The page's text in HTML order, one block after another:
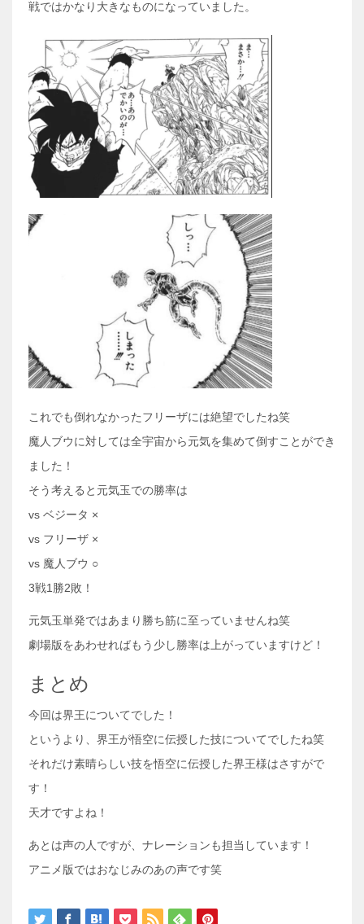
戦ではかなり大きなものになっていました。
これでも倒れなかったフリーザには絶望でしたね笑
魔人ブウに対しては全宇宙から元気を集めて倒すことができ
ました！
そう考えると元気玉での勝率は
vs ベジータ ×
vs フリーザ ×
vs 魔人ブウ ○
3戦1勝2敗！
元気玉単発ではあまり勝ち筋に至っていませんね笑
劇場版をあわせればもう少し勝率は上がっていますけど！
まとめ
今回は界王についてでした！
というより、界王が悟空に伝授した技についてでしたね笑
それだけ素晴らしい技を悟空に伝授した界王様はさすがで
す！
天才ですよね！
あとは声の人ですが、ナレーションも担当しています！
アニメ版ではおなじみのあの声です笑